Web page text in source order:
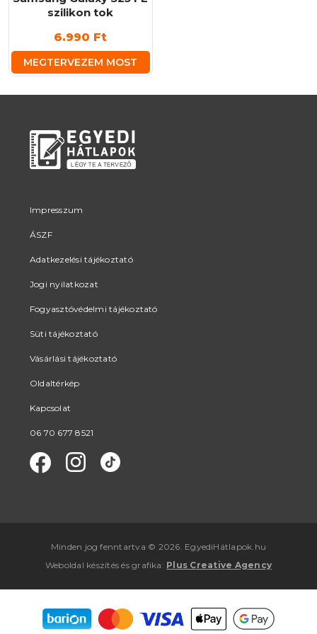
szilikon tok
6.990 Ft
MEGTERVEZEM MOST
Impresszum
ÁSZF
Adatkezelési tájékoztató
Jogi nyilatkozat
Fogyasztóvédelmi tájékoztató
Süti tájékoztató
Vásárlási tájékoztató
Oldaltérkép
Kapcsolat
06 70 677 8521
Minden jog fenntartva © 2026. EgyediHátlapok.hu
Weboldal készítés ésgrafika : Plus Creative Agency